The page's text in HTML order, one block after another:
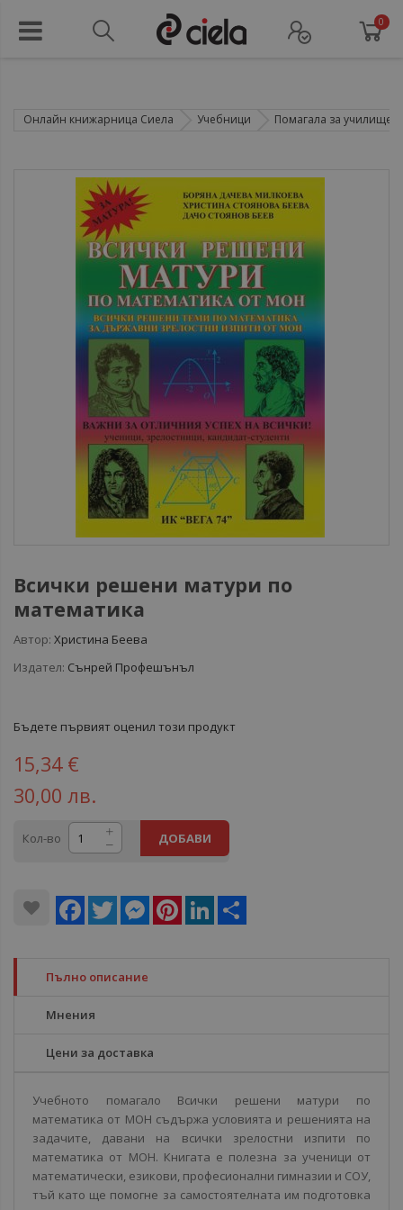
0
Онлайн книжарница Сиела Учебници Помагала за училище
Всички решени матури по
математика
Автор: Христина Беева
Издател: Сънрей Профешънъл
Бъдете първият оценил този продукт
15,34 €
30,00 лв.
Кол-во ДОБАВИ
Facebook
Twitter MessengerPinterestLinkedIn
Пълно описание
Мнения
Цени за доставка
Учебното помагало Всички решени матури по
математика от МОН съдържа условията и решенията на
задачите, давани на всички зрелостни изпити по
математика от МОН. Книгата е полезна за ученици от
математически, езикови, професионални гимназии и СОУ,
тъй като ще помогне за самостоятелната им подготовка